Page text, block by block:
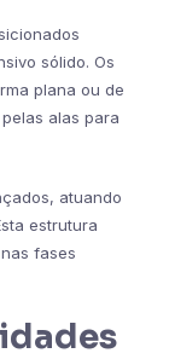
sólido. Os
plana ou de
alas para
atuando
estrutura
fases